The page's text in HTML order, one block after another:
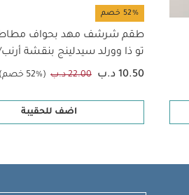
52% خصم
طقم شرشف مهد بحواف
تو ذا وورلد سيدلينج بنقشة
قطعتان
10.50 د.ب 22.00 د.ب (52% خصم)
اضف للحقيبة